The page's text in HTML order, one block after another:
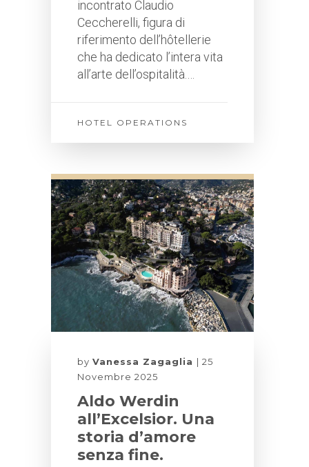
incontrato Claudio
Ceccherelli, figura di
riferimento dell’hôtellerie
che ha dedicato l’intera vita
all’arte dell’ospitalità.…
HOTEL OPERATIONS
byVanessa Zagaglia
25
Novembre 2025
Aldo Werdin
all’Excelsior. Una
storia d’amore
senza fine.